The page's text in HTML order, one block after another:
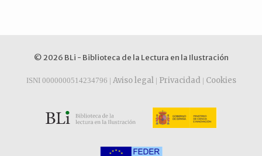
© 2026 BLi - Biblioteca de la Lectura en la Ilustración
ISNI 0000000514234796 | Aviso legal | Privacidad | Cookies